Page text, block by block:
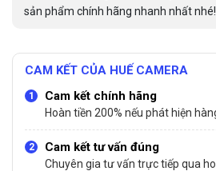
sản phẩm chính hãng nhanh nhất nhé!
CAM KẾT CỦA HUẾ CAMERA
Cam kết chính hãng
Hoàn tiền 200% nếu phát hiện
Cam kết tư vấn đúng
Chuyên gia tư vấn trực tiếp qua